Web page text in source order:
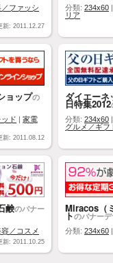
ファッシ
新: 2011.12.27
分類: 234x60
リア
ョップの
ッド
家電
新: 2011.08.12
ダイエー
日特集2012
分類: 234x60
グルメ／ギフ
鹸のバナー
容／コスメ
新: 2011.10.25
Miracos（
トのバナー
分類: 234x60